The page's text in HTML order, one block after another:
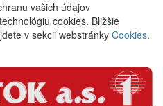
vašich údajov
cookies. Bližšie
v sekcii webstránky Cookies.